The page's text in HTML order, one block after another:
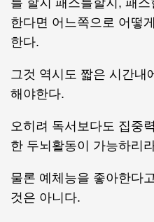
를 할지 패스를할지, 패
한다면 어느쪽으로 어떻
한다.
그것 역시도 짧은 시간내
해야한다.
오히려 독서보다도 집중
한 두뇌활동이 가능하리
물론 예체능을 좋아한다
것은 아니다.